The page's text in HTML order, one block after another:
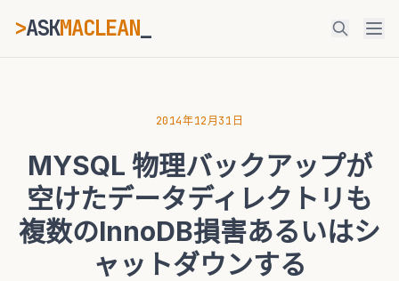
>ASKMACLEAN_
⌘K Ctrl+K
2014年12月31日
MYSQL 物理バックアップが
空けたデータディレクトリも
複数のInnoDB損害あるいはシ
ャットダウンする